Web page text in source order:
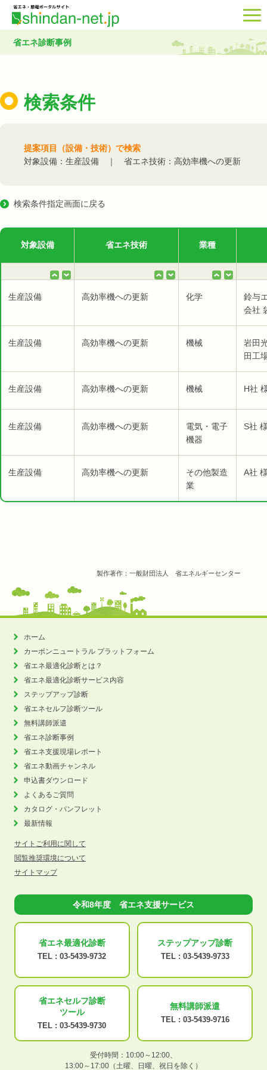
省エネ診断事例
検索条件
提案項目（設備・技術）で検索
対象設備：生産設備 ｜ 省エネ技術：高効率機への更新
検索条件指定画面に戻る
対象設備 省エネ技術 業種
生産設備 高効率機への更新 化学
鈴与
会社
生産設備 高効率機への更新 機械
岩田
田工
生産設備 高効率機への更新 機械 H社
生産設備 高効率機への更新
電気・電子
機器
S社
生産設備 高効率機への更新
その他製造
業
A社
製作著作：一般財団法人 省エネルギーセンター
ホーム
カーボンニュートラル プラットフォーム
省エネ最適化診断とは？
省エネ最適化診断サービス内容
ステップアップ診断
省エネセルフ診断ツール
無料講師派遣
省エネ診断事例
省エネ支援現場レポート
省エネ動画チャンネル
申込書ダウンロード
よくあるご質問
カタログ・パンフレット
最新情報
サイトご利用に関して
閲覧推奨環境について
サイトマップ
令和8年度 省エネ支援サービス
省エネ最適化診断
TEL : 03-5439-9732
ステップアップ診断
TEL : 03-5439-9733
省エネセルフ診断
ツール
TEL : 03-5439-9730
無料講師派遣
TEL : 03-5439-9716
受付時間：10:00～12:00、
13:00～17:00（土曜、日曜、祝日を除く）